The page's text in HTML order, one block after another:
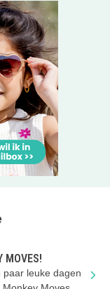
MOVES!
leuke dagen